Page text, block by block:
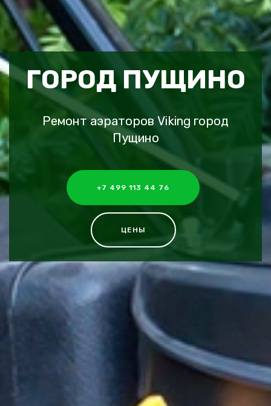
ГОРОД ПУЩИНО
Ремонт аэраторов Viking город
Пущино
+7 499 113 44 76
ЦЕНЫ